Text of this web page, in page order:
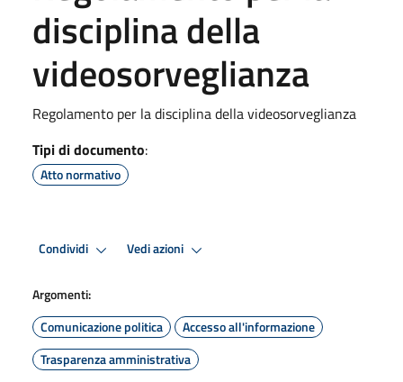
disciplina della
videosorveglianza
Regolamento per la disciplina della videosorveglianza
Tipi di documento:
Atto normativo
Condividi Vedi azioni
Argomenti:
Comunicazione politica
Accesso all'informazione
Trasparenza amministrativa